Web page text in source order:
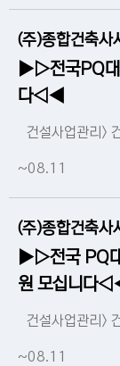
(주)종합건축사
▶▷전국PQ대
다◁◀
건설사업관리>
~08.11
(주)종합건축사
▶▷전국 PQ
원 모십니다
건설사업관리>
~08.11